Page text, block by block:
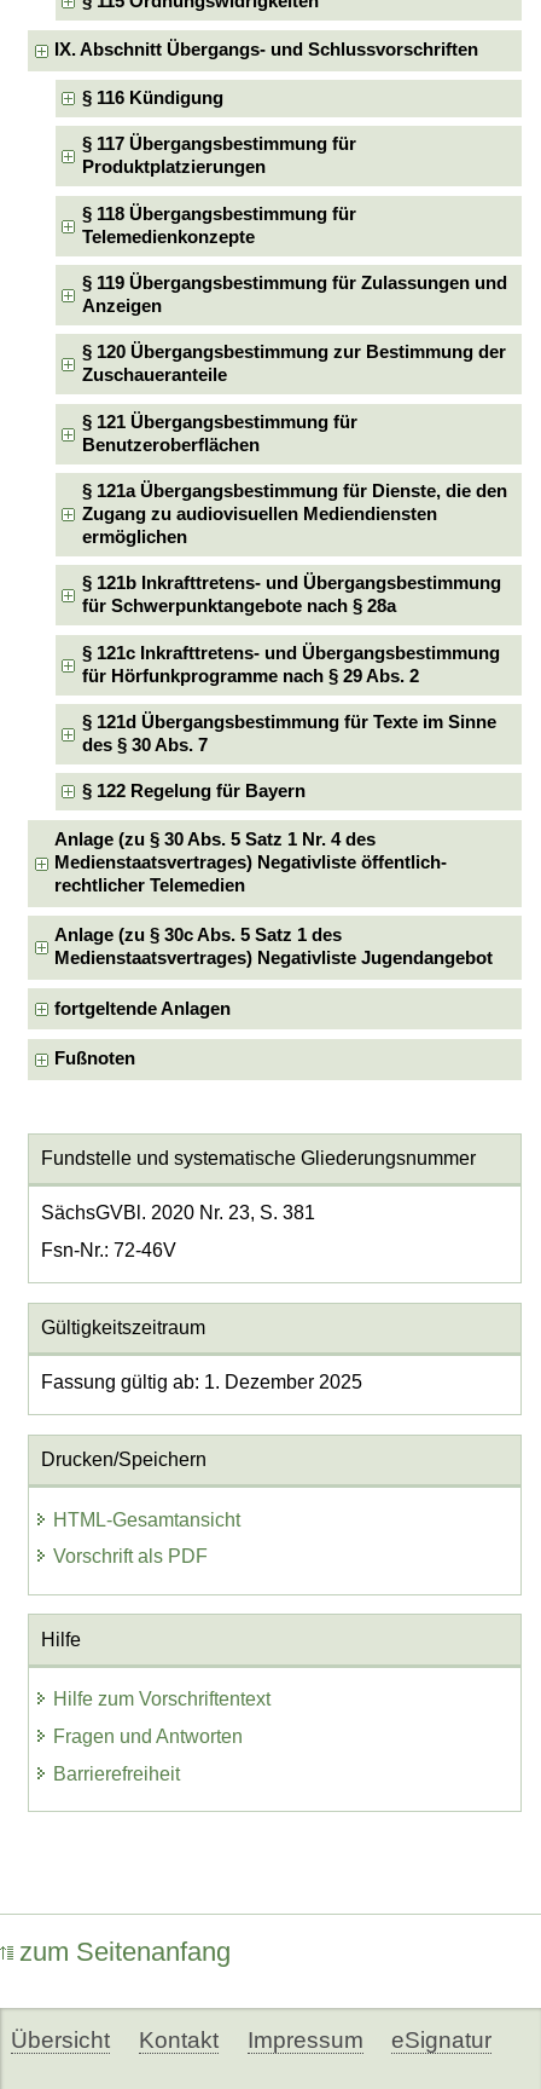
IX. Abschnitt Übergangs- und Schlussvorschriften
§ 116 Kündigung
§ 117 Übergangsbestimmung für
Produktplatzierungen
§ 118 Übergangsbestimmung für
Telemedienkonzepte
§ 119 Übergangsbestimmung für Zulassungen und
Anzeigen
§ 120 Übergangsbestimmung zur Bestimmung der
Zuschaueranteile
§ 121 Übergangsbestimmung für
Benutzeroberflächen
§ 121a Übergangsbestimmung für Dienste, die den
Zugang zu audiovisuellen Mediendiensten
ermöglichen
§ 121b Inkrafttretens- und Übergangsbestimmung
für Schwerpunktangebote nach § 28a
§ 121c Inkrafttretens- und Übergangsbestimmung
für Hörfunkprogramme nach § 29 Abs. 2
§ 121d Übergangsbestimmung für Texte im Sinne
des § 30 Abs. 7
§ 122 Regelung für Bayern
Anlage (zu § 30 Abs. 5 Satz 1 Nr. 4 des
Medienstaatsvertrages) Negativliste öffentlich-
rechtlicher Telemedien
Anlage (zu § 30c Abs. 5 Satz 1 des
Medienstaatsvertrages) Negativliste Jugendangebot
fortgeltende Anlagen
Fußnoten
Fundstelle und systematische Gliederungsnummer
SächsGVBl. 2020 Nr. 23, S. 381
Fsn-Nr.: 72-46V
Gültigkeitszeitraum
Fassung gültig ab: 1. Dezember 2025
Drucken/Speichern
HTML-Gesamtansicht
Vorschrift als PDF
Hilfe
Hilfe zum Vorschriftentext
Fragen und Antworten
Barrierefreiheit
zum Seitenanfang
Übersicht Kontakt Impressum eSignatur